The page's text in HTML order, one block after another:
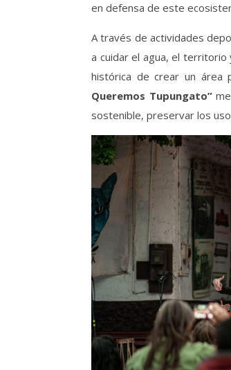
en defensa de este
A través de actividades
a cuidar el agua, el
histórica de crear un área
Queremos Tupungato”
sostenible, preservar los